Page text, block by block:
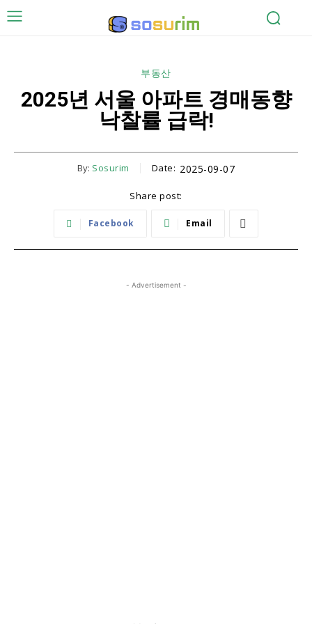
부동산
2025년 서울 아파트 경매동향
낙찰률 급락!
By: Sosurim Date: 2025-09-07
Share post:
Facebook Email
- Advertisement -